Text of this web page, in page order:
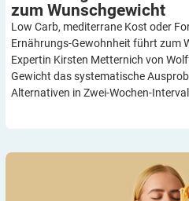
zum Wunschgewicht
Low Carb, mediterrane Kost oder
Ernährungs-Gewohnheit führt zum
Expertin Kirsten Metternich von
Gewicht das systematische
Alternativen in Zwei-Wochen-